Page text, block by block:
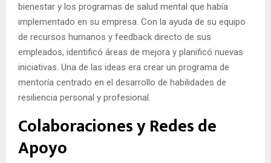
bienestar y los programas de salud mental que había
implementado en su empresa. Con la ayuda de su equipo
de recursos humanos y feedback directo de sus
empleados, identificó áreas de mejora y planificó nuevas
iniciativas. Una de las ideas era crear un programa de
mentoría centrado en el desarrollo de habilidades de
resiliencia personal y profesional.
Colaboraciones y Redes de
Apoyo